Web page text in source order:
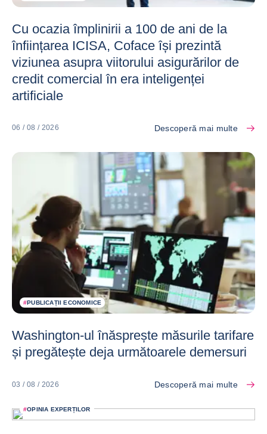
Cu ocazia împlinirii a 100 de ani de la
înființarea ICISA, Coface își prezintă
viziunea asupra viitorului asigurărilor de
credit comercial în era inteligenței
artificiale
06 / 08 / 2026 Descoperă mai multe
#PUBLICAȚII ECONOMICE
Washington-ul înăsprește măsurile tarifare
și pregătește deja următoarele demersuri
03 / 08 / 2026 Descoperă mai multe
#OPINIA EXPERȚILOR